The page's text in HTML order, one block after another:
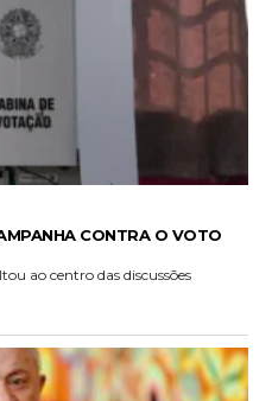
CONTRA O VOTO
ao centro das discussões